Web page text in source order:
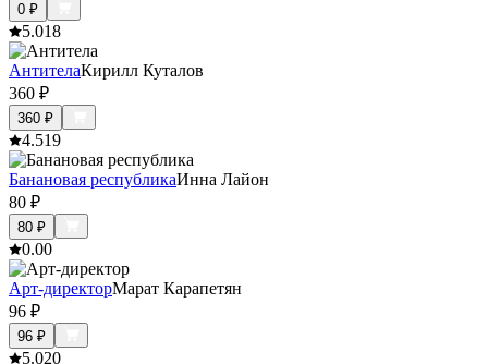
0 ₽
5.018
АнтителаКирилл Куталов
360 ₽
360 ₽
4.519
Банановая республикаИнна Лайон
80 ₽
80 ₽
0.00
Арт-директорМарат Карапетян
96 ₽
96 ₽
5.020